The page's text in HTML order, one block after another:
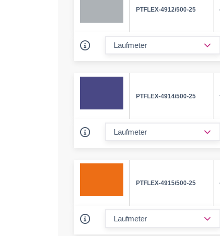
PTFLEX-4912/500-25
PTFLEX-4914/500-25
PTFLEX-4915/500-25